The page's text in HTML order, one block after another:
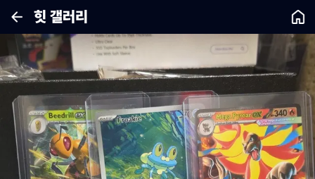
힛 갤러리